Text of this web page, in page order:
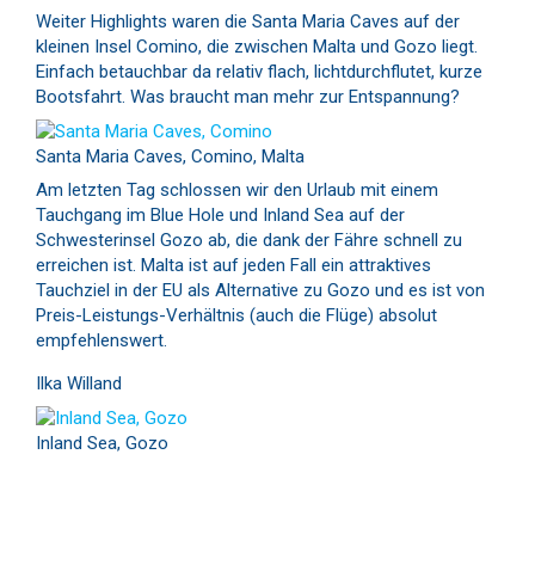
Weiter Highlights waren die Santa Maria Caves auf der
kleinen Insel Comino, die zwischen Malta und Gozo liegt.
Einfach betauchbar da relativ flach, lichtdurchflutet, kurze
Bootsfahrt. Was braucht man mehr zur Entspannung?
Santa Maria Caves, Comino, Malta
Am letzten Tag schlossen wir den Urlaub mit einem
Tauchgang im Blue Hole und Inland Sea auf der
Schwesterinsel Gozo ab, die dank der Fähre schnell zu
erreichen ist. Malta ist auf jeden Fall ein attraktives
Tauchziel in der EU als Alternative zu Gozo und es ist von
Preis-Leistungs-Verhältnis (auch die Flüge) absolut
empfehlenswert.
Ilka Willand
Inland Sea, Gozo